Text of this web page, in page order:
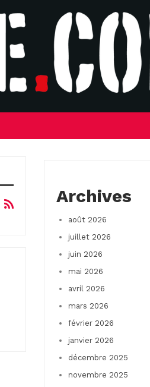
Archives
août 2026
juillet 2026
juin 2026
mai 2026
avril 2026
mars 2026
février 2026
janvier 2026
décembre 2025
novembre 2025